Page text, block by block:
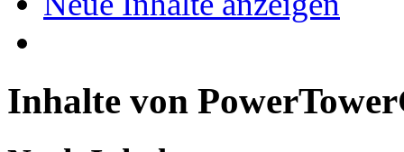
Inhalte von